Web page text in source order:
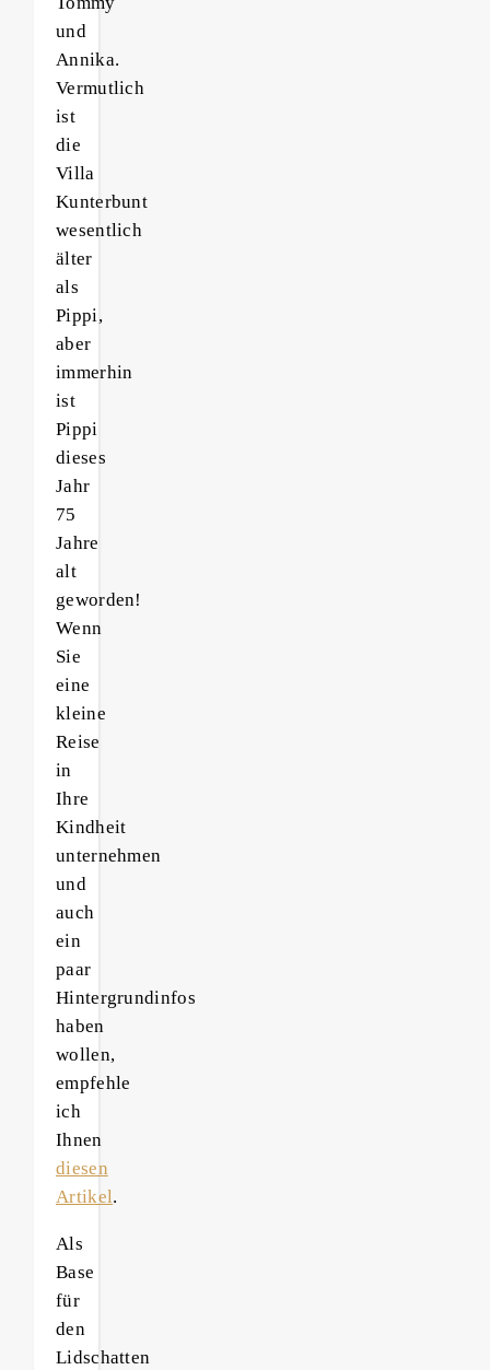
und
Annika.
Vermutlich
ist
die
Villa
Kunterbunt
wesentlich
älter
als
Pippi,
aber
immerhin
ist
Pippi
dieses
Jahr
75
Jahre
alt
geworden!
Wenn
Sie
eine
kleine
Reise
in
Ihre
Kindheit
unternehmen
und
auch
ein
paar
Hintergrundinfos
haben
wollen,
empfehle
ich
Ihnen
diesen
Artikel.
Als
Base
für
den
Lidschatten